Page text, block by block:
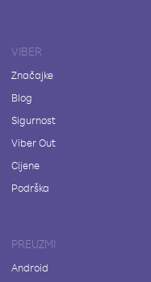
VIBER
Značajke
Blog
Sigurnost
Viber Out
Cijene
Podrška
PREUZMI
Android